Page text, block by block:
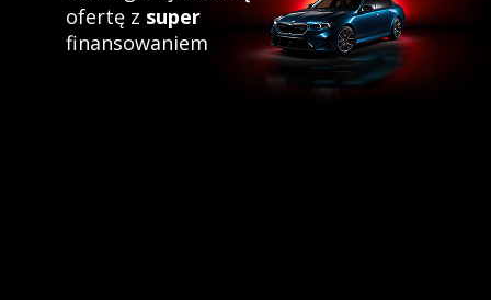
ofertę z super
finansowaniem